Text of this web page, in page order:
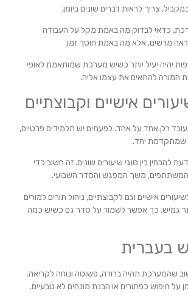
צריך לראות דברים שונים ביומן.
כדאי לבדוק מה באמת מקל על העבודה
מרשים, אלא מה באמת חוסך זמן.
יהיה יעיל יותר כשיש מערכת שמותאמת לאופי
המורה להתאים את עצמו אליה.
אישיים וקבוצתיים
רק אחד על אחד. לפעמים יש תלמידים פרטיים,
שמתקדמת יחד.
להבחין בין סוגי שיעורים שונים. זה חשוב כדי
המשתתפים, משך המפגש והסדר השבועי.
אישיים וגם לקבוצתיים, ניהול תורים למורים
גמיש. כך אפשר לשמור על סדר גם כשיש כמה
בעברית
שהמערכת תהיה ברורה, פשוטה ונוחה לקריאה.
על חיפוש כפתורים או הבנת מונחים לא טבעיים.